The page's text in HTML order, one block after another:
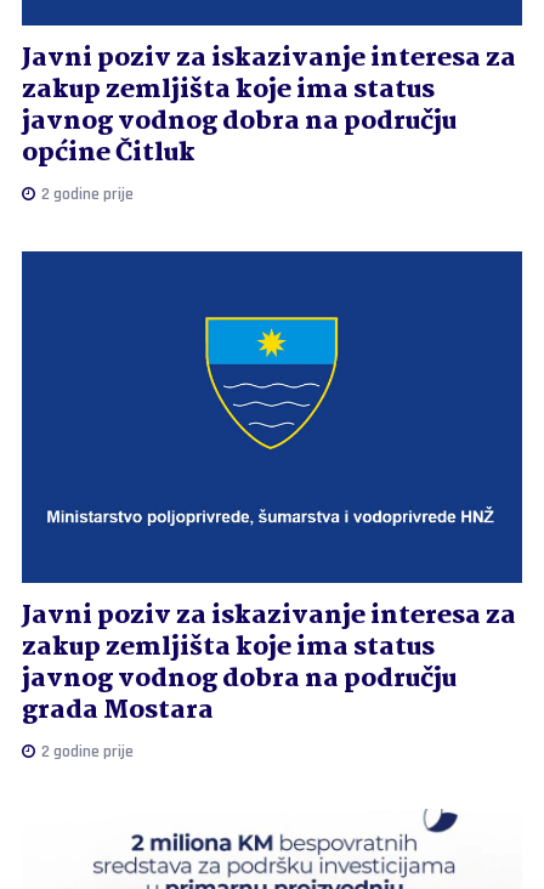
Javni poziv za iskazivanje interesa za
zakup zemljišta koje ima status
javnog vodnog dobra na području
općine Čitluk
2 godine prije
Javni poziv za iskazivanje interesa za
zakup zemljišta koje ima status
javnog vodnog dobra na području
grada Mostara
2 godine prije